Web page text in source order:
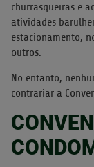
churrasqueiras e
atividades
estacionamento,
outros.
No entanto,
contrariar a